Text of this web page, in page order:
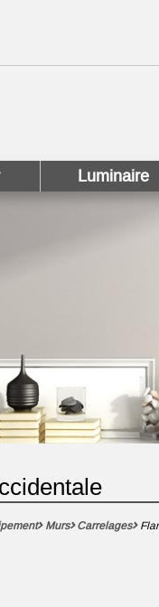
! !
Luminaire
Murs Carrelages